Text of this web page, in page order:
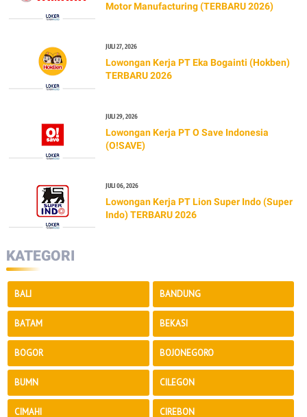
Motor Manufacturing (TERBARU 2026)
JULI 27, 2026
Lowongan Kerja PT Eka Bogainti (Hokben)
TERBARU 2026
JULI 29, 2026
Lowongan Kerja PT O Save Indonesia
(O!SAVE)
JULI 06, 2026
Lowongan Kerja PT Lion Super Indo (Super
Indo) TERBARU 2026
KATEGORI
BALI BANDUNG
BATAM BEKASI
BOGOR BOJONEGORO
BUMN CILEGON
CIMAHI CIREBON